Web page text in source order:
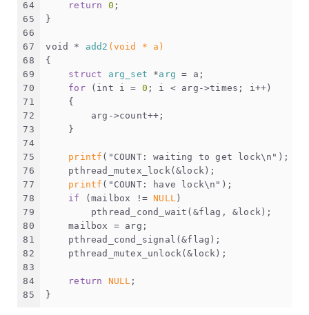
64
65
66
67
68
69
70
71
72
73
74
75
76
77
78
79
80
81
82
83
84
85
return 0 ;
}
void * add2 ( void
* a)
{
struct
arg_set *arg = a;
for ( int i = 0 ; i < arg->times; i++)
    {
        arg->count++;
    }
printf ( "COUNT: waiting to get lock\n" );
    pthread_mutex_lock(&lock);
printf ( "COUNT: have lock\n" );
if
(mailbox != NULL)
        pthread_cond_wait(&flag, &lock);
    mailbox = arg;
    pthread_cond_signal(&flag);
    pthread_mutex_unlock(&lock);
return NULL ;
}